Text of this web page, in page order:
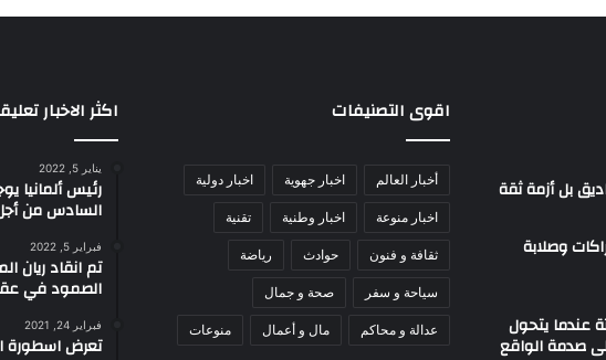
بل أزمة ثقة
وصلابة
عندما يتحول
صدمة الواقع
اقوى التصنيفات
أخبار العالم اخبار جهوية اخبار دولية
اخبار منوعة اخبار وطنية تقنية
ثقافة و فنون حوادث رياضة
سياحة و سفر صحة و جمال
عدالة و محاكم مال و أعمال منوعات
اكثر الاخبار
يناير 5, 2022
رئيس ألمانيا
السادس من
فبراير 5, 2022
تم انقاد ريان
الصمود في
فبراير 24, 2021
تعرض اسطورة